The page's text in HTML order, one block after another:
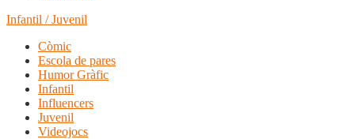
Infantil / Juvenil
Còmic
Escola de pares
Humor Gràfic
Infantil
Influencers
Juvenil
Videojocs